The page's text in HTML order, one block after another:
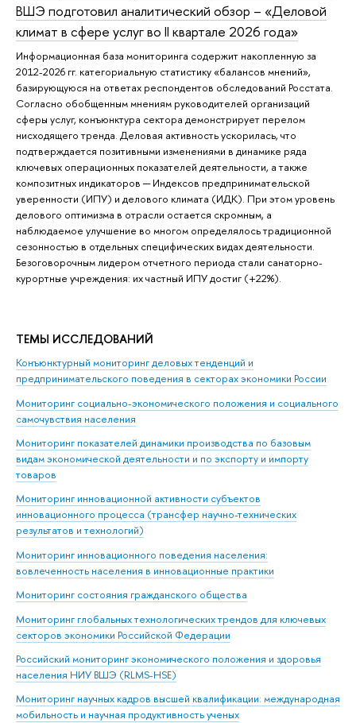
ВШЭ подготовил аналитический обзор – «Деловой
климат в сфере услуг во II квартале 2026 года»
Информационная база мониторинга содержит накопленную за
2012-2026 гг. категориальную статистику «балансов мнений»,
базирующуюся на ответах респондентов обследований Росстата.
Согласно обобщенным мнениям руководителей организаций
сферы услуг, конъюнктура сектора демонстрирует перелом
нисходящего тренда. Деловая активность ускорилась, что
подтверждается позитивными изменениями в динамике ряда
ключевых операционных показателей деятельности, а также
композитных индикаторов ─ Индексов предпринимательской
уверенности (ИПУ) и делового климата (ИДК). При этом уровень
делового оптимизма в отрасли остается скромным, а
наблюдаемое улучшение во многом определялось традиционной
сезонностью в отдельных специфических видах деятельности.
Безоговорочным лидером отчетного периода стали санаторно-
курортные учреждения: их частный ИПУ достиг (+22%).
ТЕМЫ ИССЛЕДОВАНИЙ
Конъюнктурный мониторинг деловых тенденций и
предпринимательского поведения в секторах экономики России
Мониторинг социально-экономического положения и социального
самочувствия населения
Мониторинг показателей динамики производства по базовым
видам экономической деятельности и по экспорту и импорту
товаров
Мониторинг инновационной активности субъектов
инновационного процесса (трансфер научно-технических
результатов и технологий)
Мониторинг инновационного поведения населения:
вовлеченность населения в инновационные практики
Мониторинг состояния гражданского общества
Мониторинг глобальных технологических трендов для ключевых
секторов экономики Российской Федерации
Российский мониторинг экономического положения и здоровья
населения НИУ ВШЭ (RLMS-HSE)
Мониторинг научных кадров высшей квалификации: международная
мобильность и научная продуктивность ученых